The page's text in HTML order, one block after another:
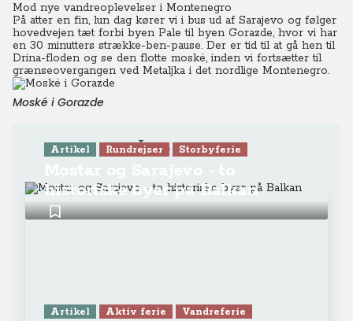
Mod nye vandreoplevelser i Montenegro
På atter en fin, lun dag kører vi i bus ud af Sarajevo og følger
hovedvejen tæt forbi byen Pale til byen Gorazde, hvor vi har
en 30 minutters strække-ben-pause. Der er tid til at gå hen til
Drina-floden og se den flotte moské, inden vi fortsætter til
grænseovergangen ved Metaljka i det nordlige Montenegro.
Moské i Gorazde
Læs mere
Artikel Rundrejser Storbyferie
historiske byer på Balkan
Artikel Aktiv ferie Vandreferie